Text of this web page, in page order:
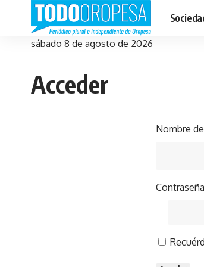
sábado 8 de agosto de 2026
Acceder
Nombre
Contraseña